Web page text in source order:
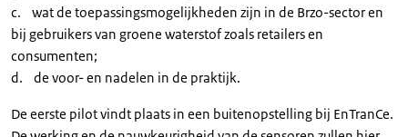
c. wat de toepassingsmogelijkheden zijn in de Brzo-sector en
bij gebruikers van groene waterstof zoals retailers en
consumenten;
d. de voor- en nadelen in de praktijk.
De eerste pilot vindt plaats in een buitenopstelling bij EnTranCe.